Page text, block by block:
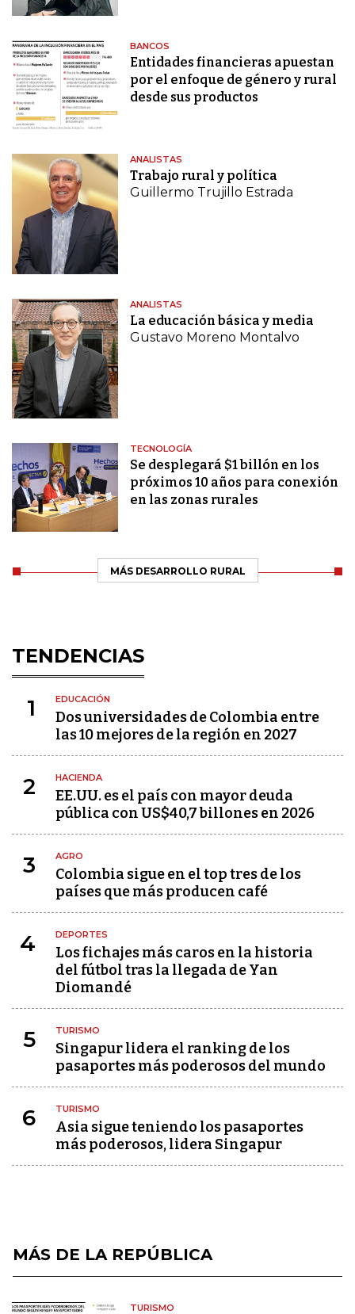
BANCOS
Entidades financieras apuestan
por el enfoque de género y rural
desde sus productos
ANALISTAS
Trabajo rural y política
Guillermo Trujillo Estrada
ANALISTAS
La educación básica y media
Gustavo Moreno Montalvo
TECNOLOGÍA
Se desplegará $1 billón en los
próximos 10 años para conexión
en las zonas rurales
MÁS DESARROLLO RURAL
TENDENCIAS
1 EDUCACIÓN
Dos universidades de Colombia entre
las 10 mejores de la región en 2027
2 HACIENDA
EE.UU. es el país con mayor deuda
pública con US$40,7 billones en 2026
3 AGRO
Colombia sigue en el top tres de los
países que más producen café
4 DEPORTES
Los fichajes más caros en la historia
del fútbol tras la llegada de Yan
Diomandé
5 TURISMO
Singapur lidera el ranking de los
pasaportes más poderosos del mundo
6 TURISMO
Asia sigue teniendo los pasaportes
más poderosos, lidera Singapur
MÁS DE LA REPÚBLICA
TURISMO